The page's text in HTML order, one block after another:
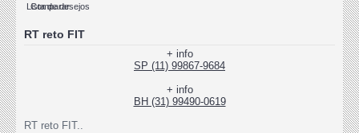
Lista de desejos
Comparar
RT reto FIT
+ info
SP (11) 99867-9684
+ info
BH (31) 99490-0619
RT reto FIT..